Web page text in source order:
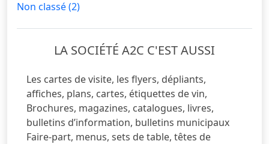
Non classé(2)
LA SOCIÉTÉ A2C C'EST AUSSI
Les cartes de visite, les flyers, dépliants,
affiches, plans, cartes, étiquettes de vin,
Brochures, magazines, catalogues, livres,
bulletins d’information, bulletins municipaux
Faire-part, menus, sets de table, têtes de